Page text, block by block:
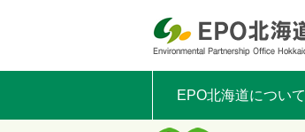
EPO北海道について